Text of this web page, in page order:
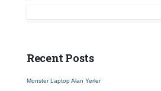
Recent Posts
Monster Laptop Alan Yerler